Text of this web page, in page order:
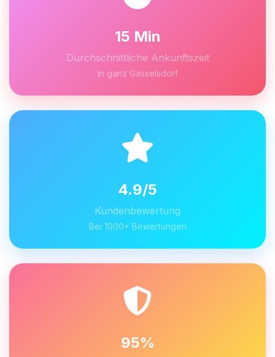
15 Min
Durchschnittliche Ankunftszeit
In ganz Gasselsdorf
4.9/5
Kundenbewertung
Bei 1000+ Bewertungen
95%